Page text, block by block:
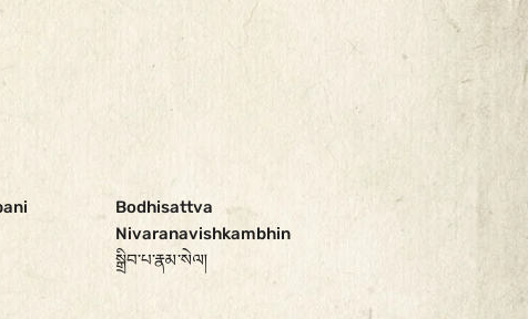
Bodhisattva
Nivaranavishkambhin
སྒྲིབ་པ་རྣམ་སེལ།